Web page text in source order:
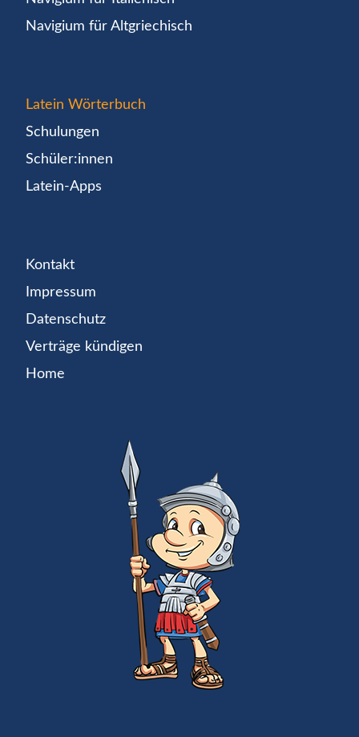
Navigium für Altgriechisch
Latein Wörterbuch
Schulungen
Schüler:innen
Latein-Apps
Kontakt
Impressum
Datenschutz
Verträge kündigen
Home